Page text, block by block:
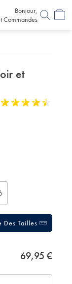
Bonjour,
Commandes
et
4,9
Des Tailles
69,95 €